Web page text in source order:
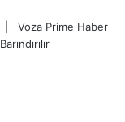
| Voza Prime Haber
Barındırılır